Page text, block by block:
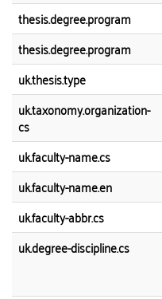
thesis.degree.program
thesis.degree.program
uk.thesis.type
uk.taxonomy.organization-
cs
uk.faculty-name.cs
uk.faculty-name.en
uk.faculty-abbr.cs
uk.degree-discipline.cs